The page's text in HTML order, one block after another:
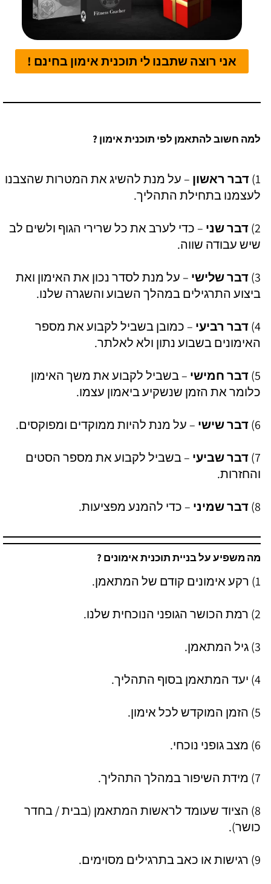
אני רוצה שתבנו לי תוכנית אימון בחינם !
למה חשוב להתאמן לפי תוכנית אימון ?
1) דבר ראשון – על מנת להשיג את המטרות שהצבנו
לעצמנו בתחילת התהליך.
2) דבר שני – כדי לערב את כל שרירי הגוף ולשים לב
שיש עבודה שווה.
3) דבר שלישי – על מנת לסדר נכון את האימון ואת
ביצוע התרגילים במהלך השבוע והשגרה שלנו.
4) דבר רביעי – כמובן בשביל לקבוע את מספר
האימונים בשבוע נתון ולא לאלתר.
5) דבר חמישי – בשביל לקבוע את משך האימון
כלומר את הזמן שנשקיע ביאמון עצמו.
6) דבר שישי – על מנת להיות ממוקדים ומפוקסים.
7) דבר שביעי – בשביל לקבוע את מספר הסטים
והחזרות.
8) דבר שמיני – כדי להמנע מפציעות.
מה משפיע על בניית תוכנית אימונים ?
1) רקע אימונים קודם של המתאמן.
2) רמת הכושר הגופני הנוכחית שלנו.
3) גיל המתאמן.
4) יעד המתאמן בסוף התהליך.
5) הזמן המוקדש לכל אימון.
6) מצב גופני נוכחי.
7) מידת השיפור במהלך התהליך.
8) הציוד שעומד לראשות המתאמן (בבית / בחדר
כושר).
9) רגישות או כאב בתרגילים מסוימים.